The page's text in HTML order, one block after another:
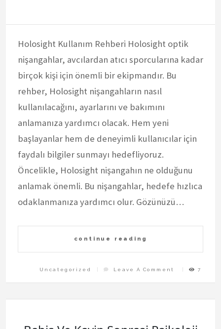
Holosight Kullanım Rehberi Holosight optik
nişangahlar, avcılardan atıcı sporcularına kadar
birçok kişi için önemli bir ekipmandır. Bu
rehber, Holosight nişangahların nasıl
kullanılacağını, ayarlarını ve bakımını
anlamanıza yardımcı olacak. Hem yeni
başlayanlar hem de deneyimli kullanıcılar için
faydalı bilgiler sunmayı hedefliyoruz.
Öncelikle, Holosight nişangahın ne olduğunu
anlamak önemli. Bu nişangahlar, hedefe hızlıca
odaklanmanıza yardımcı olur. Gözünüzü…
continue reading
Uncategorized Leave A Comment
On
Holosight
Rehberi
7